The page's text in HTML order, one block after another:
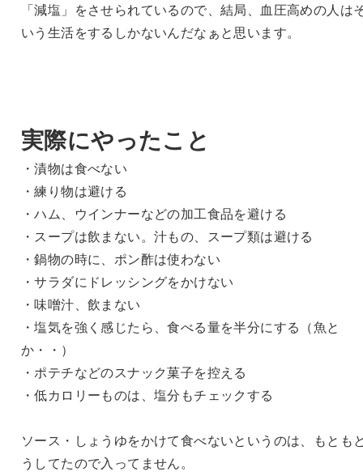
「減塩」をさせられているので、結局、血圧高めの人は
いう生活をするしかないんだなぁと思います。
実際にやったこと
・漬物は食べない
・練り物は避ける
・ハム、ウインナーなどの加工食品を避ける
・スープは飲まない。汁もの、スープ類は避ける
・鍋物の時に、ポン酢は使わない
・サラダにドレッシングをかけない
・味噌汁、飲まない
・塩気を強く感じたら、食べる量を半分にする（魚と
か・・）
・ポテチなどのスナック菓子を控える
・低カロリーものは、塩分もチェックする
ソース・しょうゆをかけて食べないというのは、もとも
うしてたので入ってません。